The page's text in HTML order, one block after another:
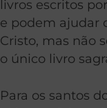
livros escritos
e podem ajudar
Cristo, mas não
o único livro
Para os santos